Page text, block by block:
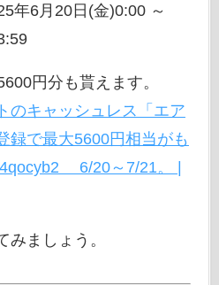
年6月20日(金)0:00 ～
円分も貰えます。
のキャッシュレス「エア
録で最大5600円相当がも
6/20～7/21。 |
みましょう。